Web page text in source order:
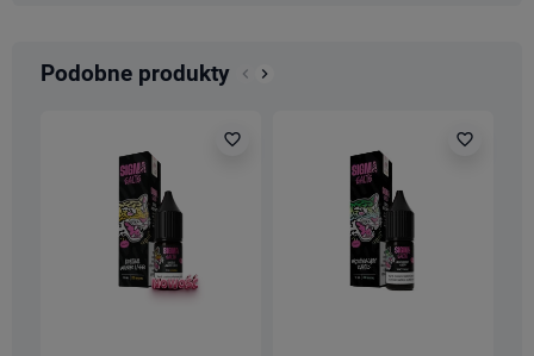
Podobne produkty Poprzedni
keyboard_arrow_left
Następny
keyboard_arrow_right
favorite_border favorite_border